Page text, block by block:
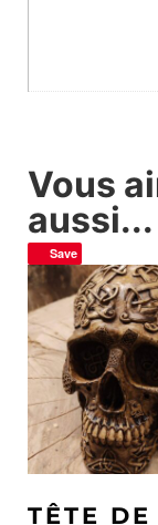
Vous
aussi...
Save
TÊTE DE